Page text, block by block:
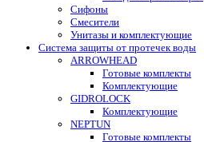
Сифоны
Смесители
Унитазы и комплектующие
Система защиты от протечек воды
ARROWHEAD
Готовые комплекты
Комплектующие
GIDROLOCK
Комплектующие
NEPTUN
Готовые комплекты